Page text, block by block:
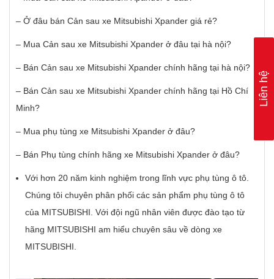
– Ở đâu bán Cản sau xe Mitsubishi Xpander giá rẻ?
– Mua Cản sau xe Mitsubishi Xpander ở đâu tại hà nội?
– Bán Cản sau xe Mitsubishi Xpander chính hãng tại hà nội?
– Bán Cản sau xe Mitsubishi Xpander chính hãng tại Hồ Chí
Minh?
– Mua phụ tùng xe Mitsubishi Xpander ở đâu?
– Bán Phụ tùng chính hãng xe Mitsubishi Xpander ở đâu?
Với hơn 20 năm kinh nghiệm trong lĩnh vực phụ tùng ô tô.
Chúng tôi chuyên phân phối các sản phẩm phụ tùng ô tô
của MITSUBISHI. Với đội ngũ nhân viên được đào tạo từ
hãng MITSUBISHI am hiểu chuyên sâu về dòng xe
MITSUBISHI.
Liên hệ